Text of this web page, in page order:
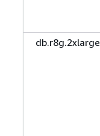
db.r8g.2xlarge